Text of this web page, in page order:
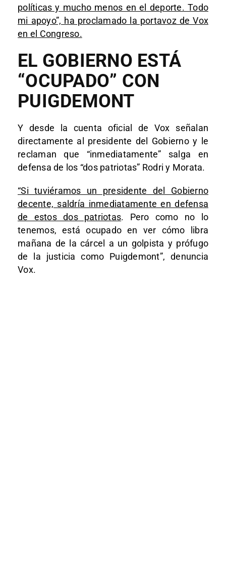
políticas y mucho menos en el deporte. Todo
mi apoyo”, ha proclamado la portavoz de Vox
en el Congreso.
EL GOBIERNO ESTÁ
“OCUPADO” CON
PUIGDEMONT
Y desde la cuenta oficial de Vox señalan
directamente al presidente del Gobierno y le
reclaman que “inmediatamente” salga en
defensa de los “dos patriotas” Rodri y Morata.
“Si tuviéramos un presidente del Gobierno
decente, saldría inmediatamente en defensa
de estos dos patriotas. Pero como no lo
tenemos, está ocupado en ver cómo libra
mañana de la cárcel a un golpista y prófugo
de la justicia como Puigdemont”, denuncia
Vox.